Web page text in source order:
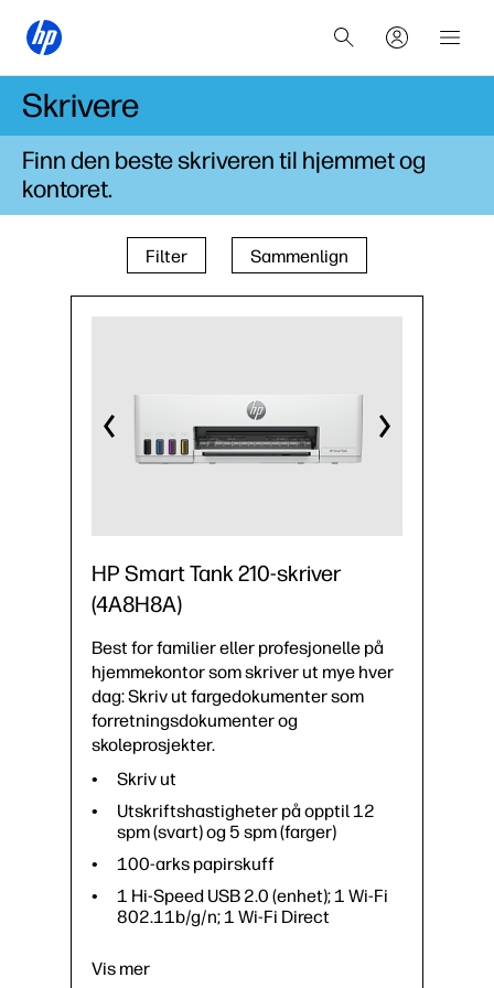
Skrivere
Finn den beste skriveren til hjemmet og
kontoret.
Filter Sammenlign
HP Smart Tank 210-skriver
(4A8H8A)
Best for familier eller profesjonelle på
hjemmekontor som skriver ut mye hver
dag: Skriv ut fargedokumenter som
forretningsdokumenter og
skoleprosjekter.
Skriv ut
Utskriftshastigheter på opptil 12
spm (svart) og 5 spm (farger)
100-arks papirskuff
1 Hi-Speed USB 2.0 (enhet); 1 Wi-Fi
802.11b/g/n; 1 Wi-Fi Direct
Vis mer